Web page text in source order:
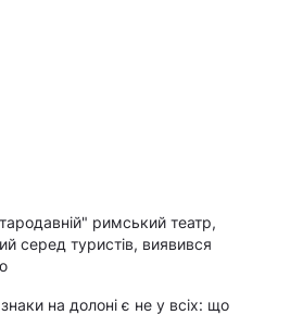
римський театр,
серед туристів, виявився
знаки на долоні є не у всіх: що